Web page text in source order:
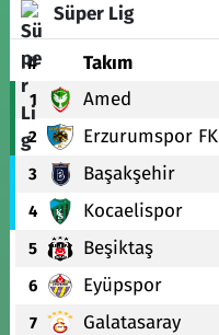
Süper Lig
# Takım
1 Amed
2 Erzurumspor FK
3 Başakşehir
4 Kocaelispor
5 Beşiktaş
6 Eyüpspor
7 Galatasaray